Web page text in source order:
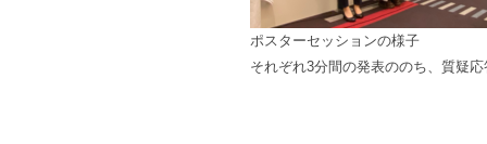
ポスターセッションの様子
それぞれ3分間の発表ののち、質疑